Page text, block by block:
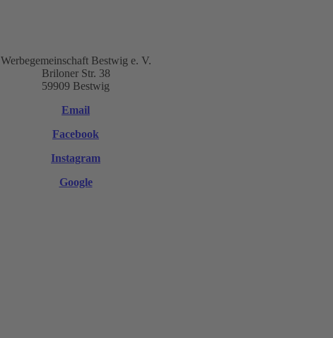
Werbegemeinschaft Bestwig e. V.
Briloner Str. 38
59909 Bestwig
Email
Facebook
Instagram
Google